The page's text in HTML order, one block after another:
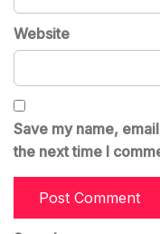
Website
Save my name,
the next time I